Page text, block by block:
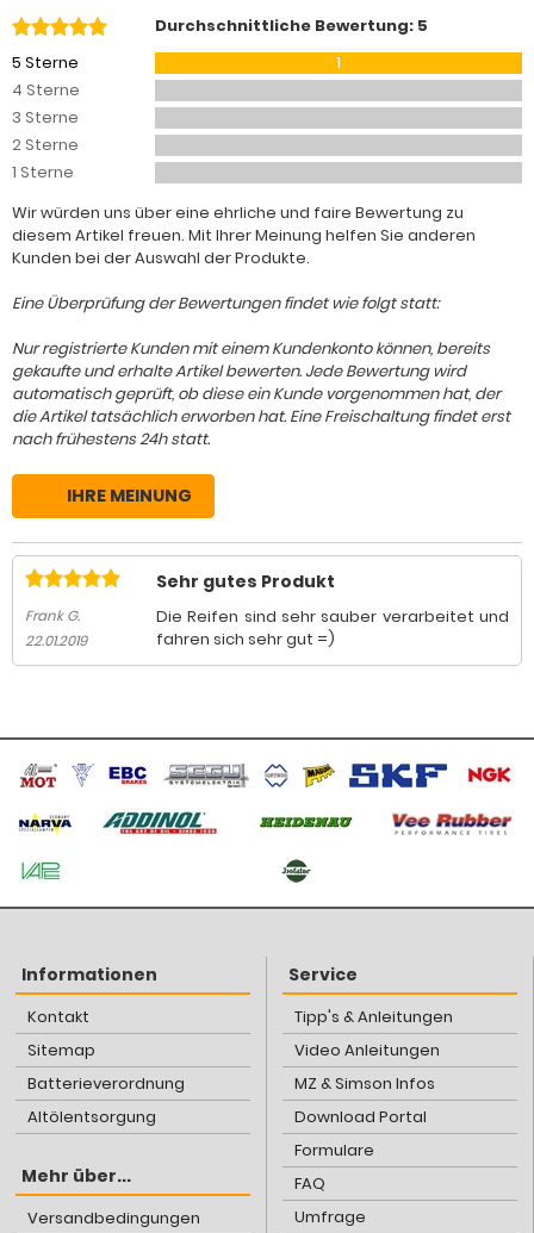
Durchschnittliche Bewertung: 5
5 Sterne
1
4 Sterne
3 Sterne
2 Sterne
1 Sterne
Wir würden uns über eine ehrliche und faire Bewertung zu
diesem Artikel freuen. Mit Ihrer Meinung helfen Sie anderen
Kunden bei der Auswahl der Produkte.
Eine Überprüfung der Bewertungen findet wie folgt statt:
Nur registrierte Kunden mit einem Kundenkonto können, bereits
gekaufte und erhalte Artikel bewerten. Jede Bewertung wird
automatisch geprüft, ob diese ein Kunde vorgenommen hat, der
die Artikel tatsächlich erworben hat. Eine Freischaltung findet erst
nach frühestens 24h statt.
IHRE MEINUNG
Frank G.
22.01.2019
Sehr gutes Produkt
Die Reifen sind sehr sauber verarbeitet und
fahren sich sehr gut =)
Informationen
Kontakt
Sitemap
Batterieverordnung
Altölentsorgung
Mehr über...
Versandbedingungen
Service
Tipp's & Anleitungen
Video Anleitungen
MZ & Simson Infos
Download Portal
Formulare
FAQ
Umfrage